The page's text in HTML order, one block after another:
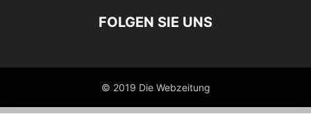
FOLGEN SIE UNS
© 2019 Die Webzeitung